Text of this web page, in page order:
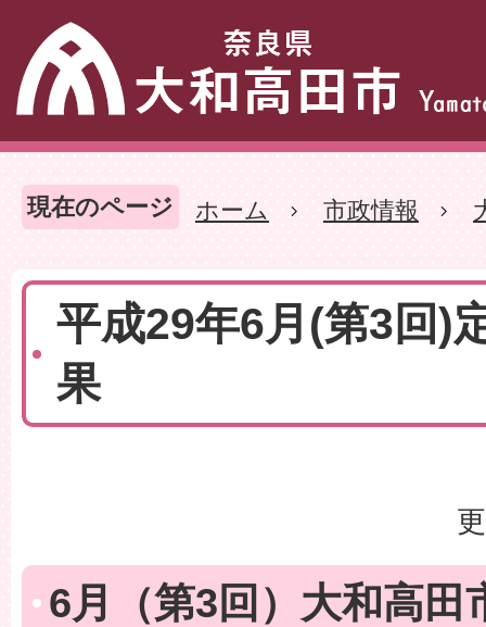
現在のページ ホーム 市政情報
平成29年6月(第3回)
果
6月（第3回）大和高田